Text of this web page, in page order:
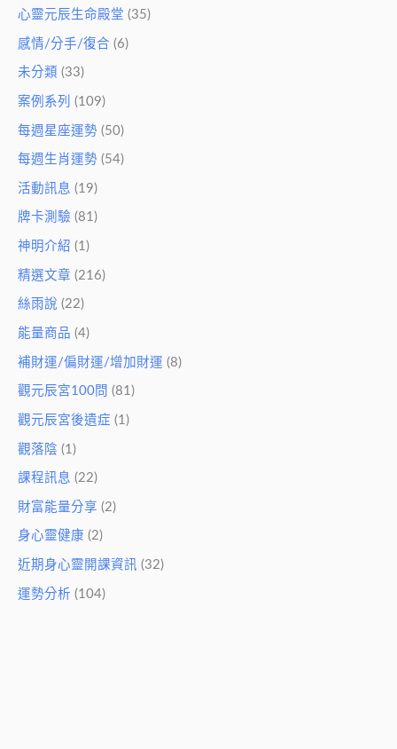
心靈元辰生命殿堂 (35)
感情/分手/復合 (6)
未分類 (33)
案例系列 (109)
每週星座運勢 (50)
每週生肖運勢 (54)
活動訊息 (19)
牌卡測驗 (81)
神明介紹 (1)
精選文章 (216)
絲雨說 (22)
能量商品 (4)
補財運/偏財運/增加財運 (8)
觀元辰宮100問 (81)
觀元辰宮後遺症 (1)
觀落陰 (1)
課程訊息 (22)
財富能量分享 (2)
身心靈健康 (2)
近期身心靈開課資訊 (32)
運勢分析 (104)